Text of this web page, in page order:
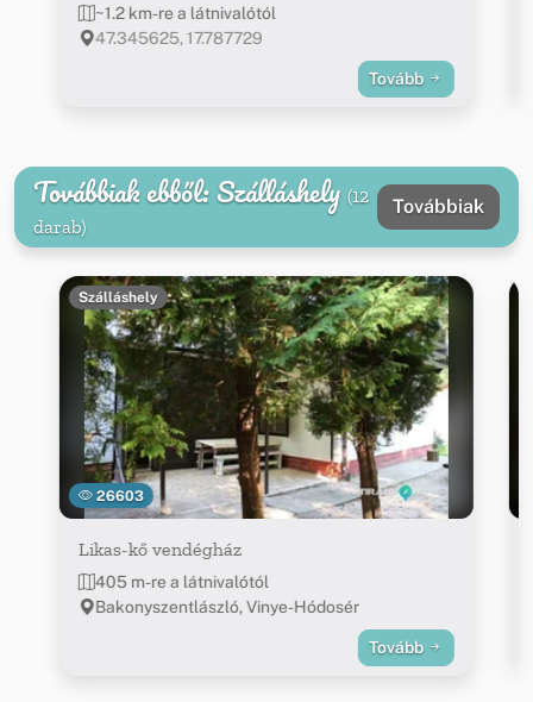
~1.2 km-re a látnivalótól
47.345625, 17.787729
Tovább
Továbbiak ebből: Szálláshely (12
darab)
Továbbiak
26603
Szálláshely
Likas-kő vendégház
405 m-re a látnivalótól
Bakonyszentlászló, Vinye-Hódosér
Tovább